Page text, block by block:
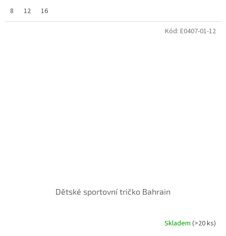
8 12 16
Dětské sportovní tričko Bahrain
Skladem (>20 ks)
Kód: E0407-01-12